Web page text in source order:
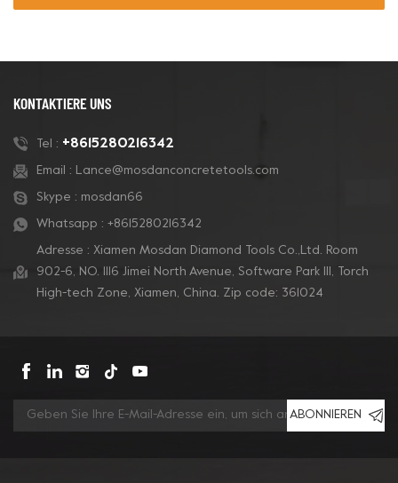
KONTAKTIERE UNS
Tel : +8615280216342
Email : Lance@mosdanconcretetools.com
Skype : mosdan66
Whatsapp : +8615280216342
Adresse : Xiamen Mosdan Diamond Tools Co.,Ltd. Room
902-6, NO. 1116 Jimei North Avenue, Software Park Ill, Torch
High-tech Zone, Xiamen, China. Zip code: 361024
ABONNIEREN